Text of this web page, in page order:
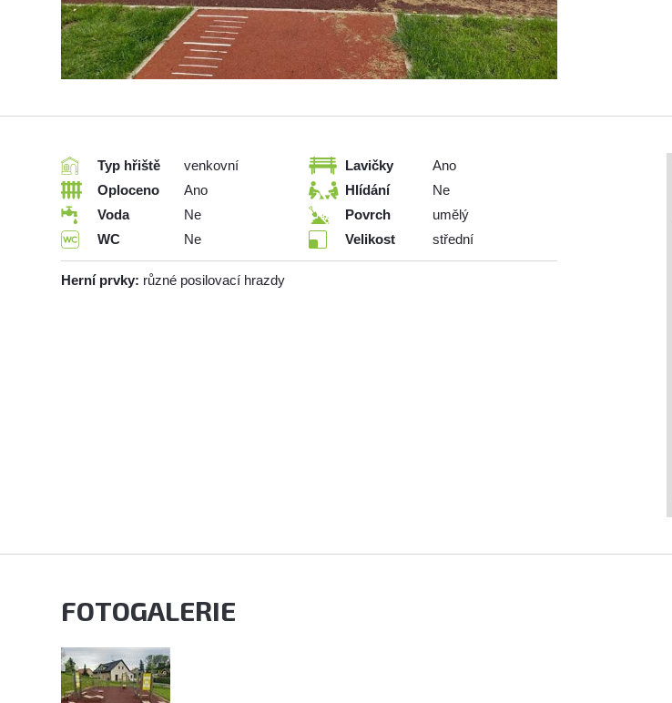
Typ hřiště
venkovní
Oploceno
Ano
Voda
Ne
WC
Ne
Lavičky
Ano
Hlídání
Ne
Povrch
umělý
Velikost
střední
Herní prvky: různé posilovací hrazdy
FOTOGALERIE